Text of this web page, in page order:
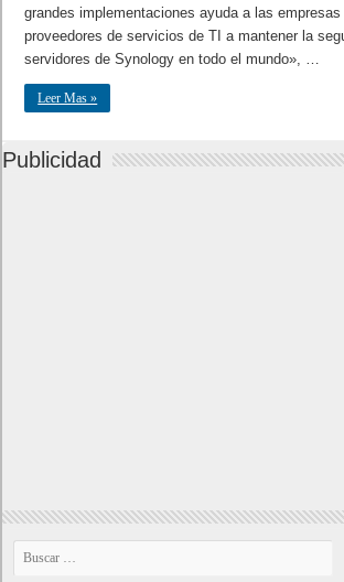
grandes implementaciones ayuda a las
proveedores de servicios de TI a mantener la
servidores de Synology en todo el mundo», …
Leer Mas »
Publicidad